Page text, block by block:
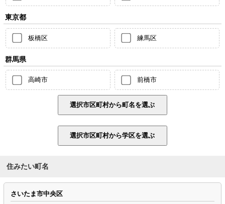
東京都
板橋区 練馬区
群馬県
高崎市 前橋市
住みたい町名
さいたま市中央区